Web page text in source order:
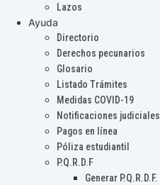
Lazos
Ayuda
Directorio
Derechos pecunarios
Glosario
Listado Trámites
Medidas COVID-19
Notificaciones judiciales
Pagos en línea
Póliza estudiantil
P.Q.R.D.F
Generar P.Q.R.D.F.